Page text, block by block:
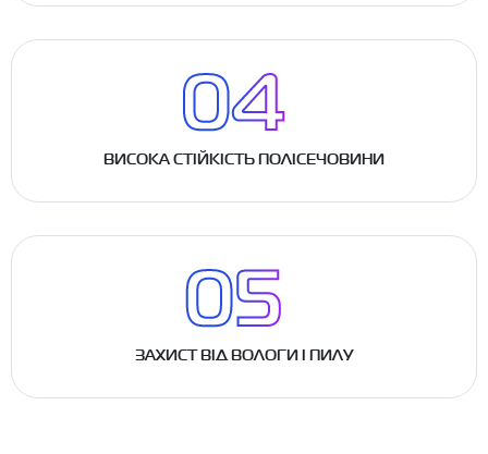
ВИСОКА СТІЙКІСТЬ ПОЛІСЕЧОВИНИ
ЗАХИСТ ВІД ВОЛОГИ І ПИЛУ